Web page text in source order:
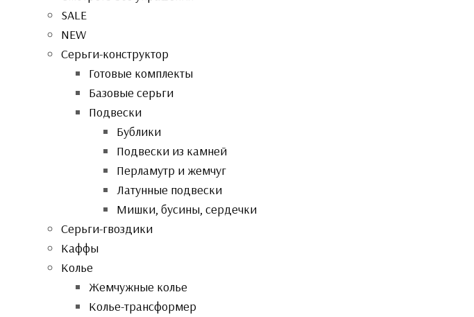
SALE
NEW
Серьги-конструктор
Готовые комплекты
Базовые серьги
Подвески
Бублики
Подвески из камней
Перламутр и жемчуг
Латунные подвески
Мишки, бусины, сердечки
Серьги-гвоздики
Каффы
Колье
Жемчужные колье
Колье-трансформер